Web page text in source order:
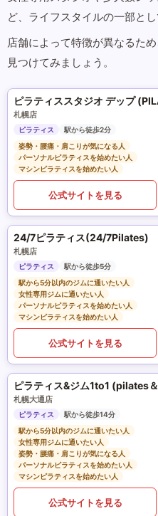
ど、ライフスタイルの一部と
店舗によって特徴が異なるた
見つけてみましょう。
札幌店
ピラティス
駅から徒歩2分
姿勢・腰痛・肩こりが気になる人
パーソナルピラティスを始めたい人
マシンピラティスを始めたい人
公式サイトを見る
24/7ピラティス(24/7Pilates)
札幌店
ピラティス
駅から徒歩5分
駅から5分以内のジムに通いたい人
女性専用ジムに通いたい人
パーソナルピラティスを始めたい人
マシンピラティスを始めたい人
公式サイトを見る
ピラティス&ジム1to1 (pilates
札幌大通店
ピラティス
駅から徒歩14分
駅から5分以内のジムに通いたい人
女性専用ジムに通いたい人
姿勢・腰痛・肩こりが気になる人
パーソナルピラティスを始めたい人
マシンピラティスを始めたい人
公式サイトを見る